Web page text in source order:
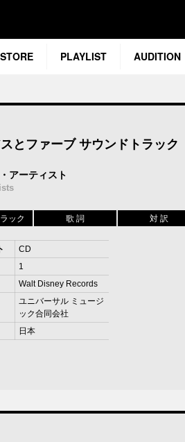
STORE PLAYLIST AUDITION
とファーブ サウンドトラック
アーティスト
ック 歌 詞 対 訳
CD
1
Walt Disney Records
ユニバーサル ミュージ
ック合同会社
日本